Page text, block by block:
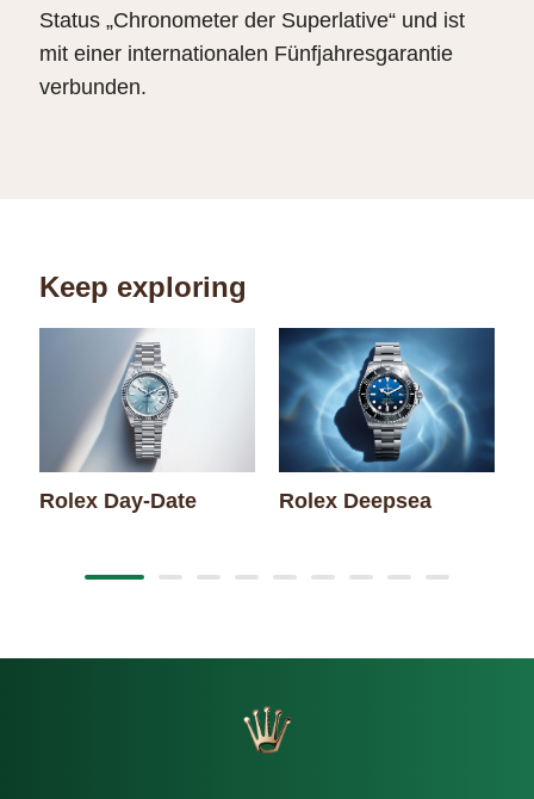
Status „Chronometer der Superlative“ und ist
mit einer internationalen Fünfjahresgarantie
verbunden.
Keep exploring
Rolex Day-Date Rolex Deepsea